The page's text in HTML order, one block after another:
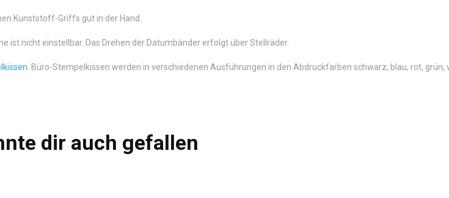
Kunststoff-Griffs gut in der Hand.
ist nicht einstellbar. Das Drehen der Datumbänder erfolgt über Stellräder.
. Büro-Stempelkissen werden in verschiedenen Ausführungen in den Abdruckfarben schwarz, blau, rot, grün,
dir auch gefallen